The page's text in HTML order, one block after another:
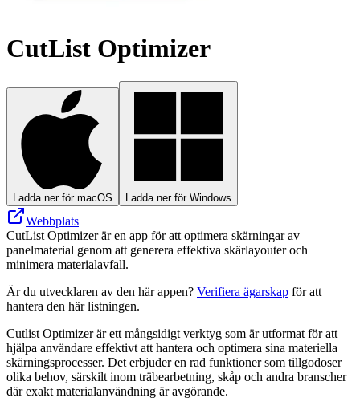
CutList Optimizer
Ladda ner för macOS Ladda ner för Windows
Webbplats
CutList Optimizer är en app för att optimera skärningar av
panelmaterial genom att generera effektiva skärlayouter och
minimera materialavfall.
Är du utvecklaren av den här appen? Verifiera ägarskap för att
hantera den här listningen.
Cutlist Optimizer är ett mångsidigt verktyg som är utformat för att
hjälpa användare effektivt att hantera och optimera sina materiella
skärningsprocesser. Det erbjuder en rad funktioner som tillgodoser
olika behov, särskilt inom träbearbetning, skåp och andra branscher
där exakt materialanvändning är avgörande.